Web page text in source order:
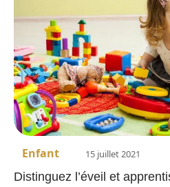
Enfant 15 juillet 2021
Distinguez l’éveil et